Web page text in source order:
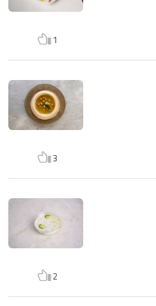
1
3
2